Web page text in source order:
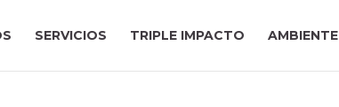
SERVICIOS TRIPLE IMPACTO AMBIENTE